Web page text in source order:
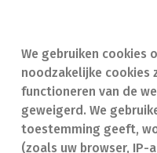
We gebruiken cookies
noodzakelijke cookies
functioneren van de
geweigerd. We
toestemming geeft,
(zoals uw browser, IP-
Vind een
Onze expertise
Ziekten